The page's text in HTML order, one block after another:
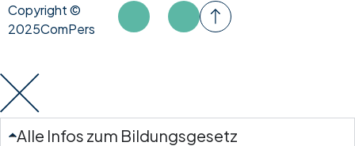
Copyright ©
2025ComPers
Alle Infos zum Bildungsgesetz